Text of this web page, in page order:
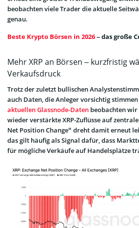
beobachten viele Trader die aktuelle
genau.
Beste Krypto Börsen in 2026– das große
Mehr XRP an Börsen – kurzfristig
Verkaufsdruck
Trotz der zuletzt bullischen
auch Daten, die Anleger vorsichtig
aktuellen Glassnode-Daten beobachten wir
wieder verstärkte XRP-Zuflüsse auf
Net Position Change“ dreht damit erneut
das gilt häufig als Signal dafür, dass
für mögliche Verkäufe auf Handelsplätze